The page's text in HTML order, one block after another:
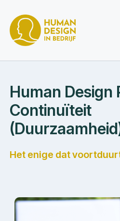
Human Design
Continuïteit
Het enige dat